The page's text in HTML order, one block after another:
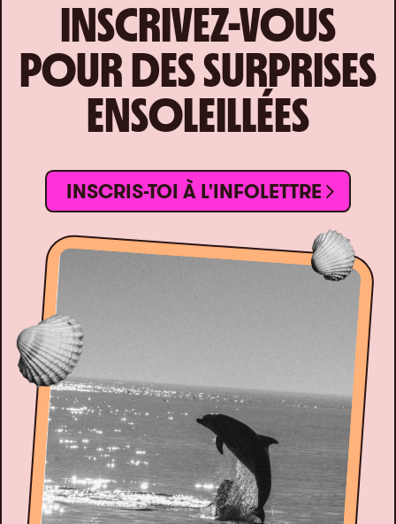
INSCRIVEZ-VOUS
POUR DES SURPRISES
ENSOLEILLÉES
INSCRIS-TOI À L'INFOLETTRE